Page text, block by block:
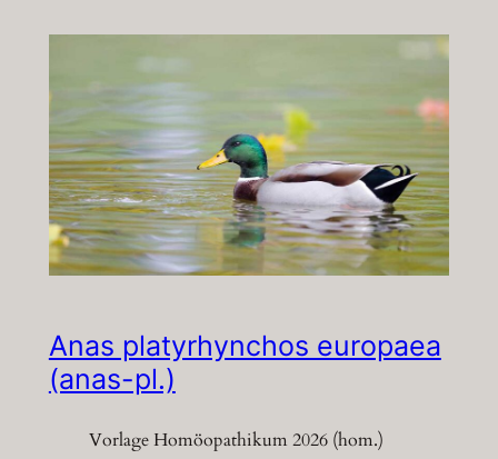
Anas platyrhynchos europaea
(anas-pl.)
Vorlage Homöopathikum 2026 (hom.)